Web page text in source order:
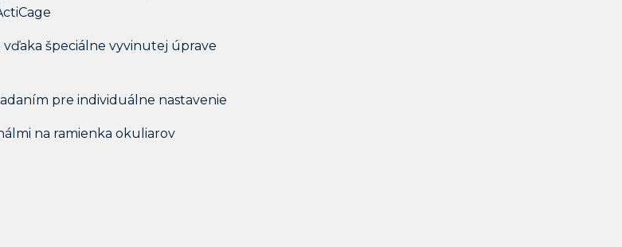
špeciálne vyvinutej úprave
pre individuálne nastavenie
na ramienka okuliarov